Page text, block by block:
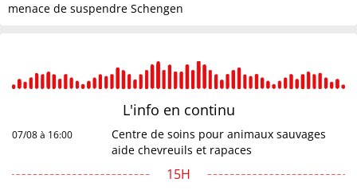
menace de suspendre Schengen
L'info en continu
07/08 à 16:00
Centre de soins pour animaux sauvages
aide chevreuils et rapaces
15H